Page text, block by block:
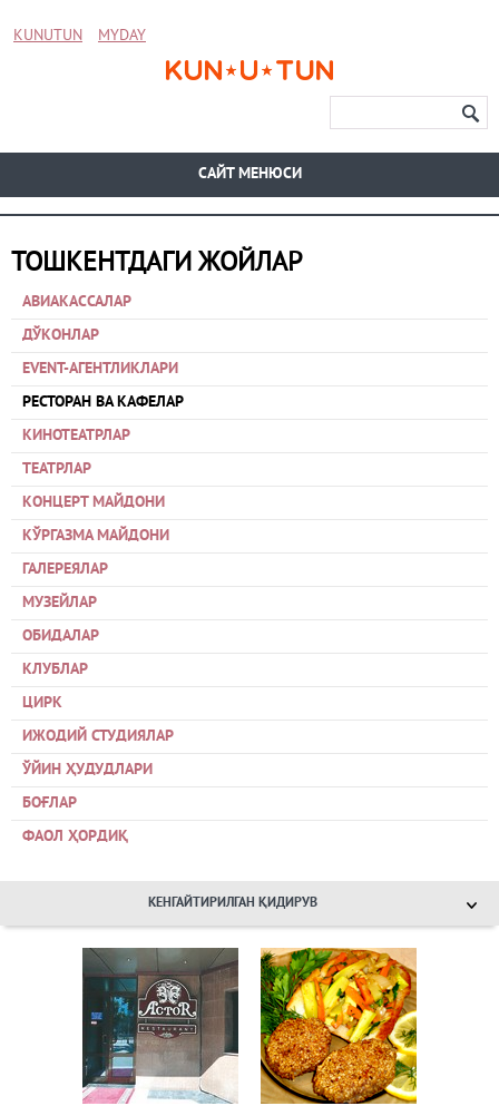
KUNUTUN MYDAY
CАЙТ МЕНЮСИ
ТОШКЕНТДАГИ ЖОЙЛАР
АВИАКАССАЛАР
ДЎКОНЛАР
EVENT-АГЕНТЛИКЛАРИ
РЕСТОРАН ВА КАФЕЛАР
КИНОТЕАТРЛАР
ТЕАТРЛАР
КОНЦЕРТ МАЙДОНИ
КЎРГАЗМА МАЙДОНИ
ГАЛЕРЕЯЛАР
МУЗЕЙЛАР
ОБИДАЛАР
КЛУБЛАР
ЦИРК
ИЖОДИЙ СТУДИЯЛАР
ЎЙИН ҲУДУДЛАРИ
БОҒЛАР
ФАОЛ ҲОРДИҚ
КЕНГАЙТИРИЛГАН ҚИДИРУВ